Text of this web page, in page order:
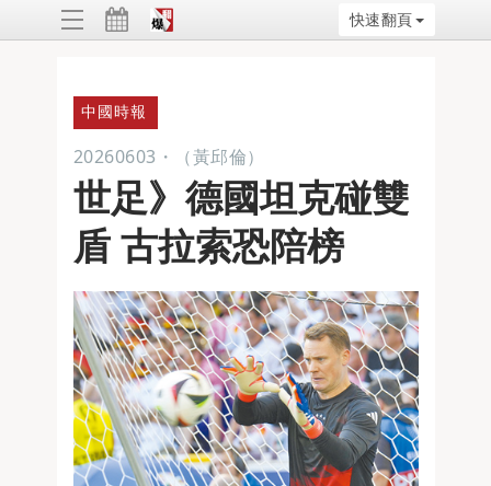
快速翻頁
中國時報
20260603 ・ （黃邱倫）
世足》德國坦克碰雙
盾 古拉索恐陪榜